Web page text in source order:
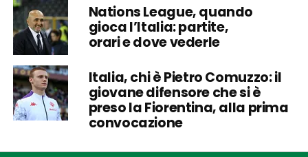
Nations League, quando
gioca l’Italia: partite,
orari e dove vederle
Italia, chi è Pietro Comuzzo: il
giovane difensore che si è
preso la Fiorentina, alla prima
convocazione